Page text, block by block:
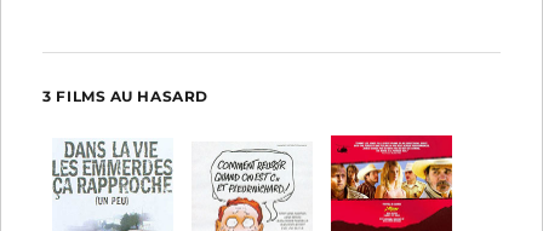
3 FILMS AU HASARD